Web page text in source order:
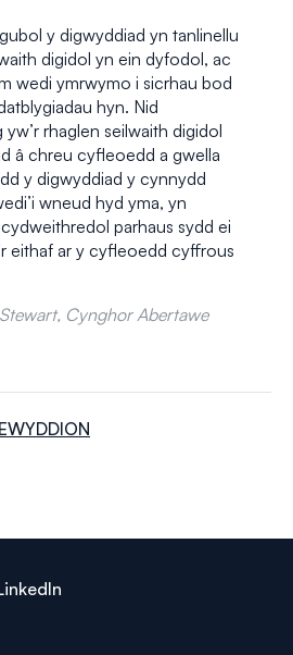
y digwyddiad yn tanlinellu
digidol yn ein dyfodol, ac
wedi ymrwymo i sicrhau bod
hyn. Nid
rhaglen seilwaith digidol
â chreu cyfleoedd a gwella
y digwyddiad y cynnydd
wneud hyd yma, yn
parhaus sydd ei
eithaf ar y cyfleoedd cyffrous
Cynghor Abertawe